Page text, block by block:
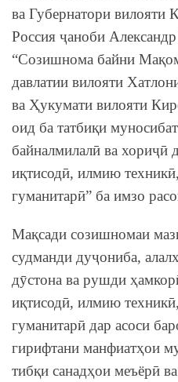
ва Губернатори вилояти
Россия ҷаноби
“Созишнома байни
давлатии вилояти
ва Ҳукумати вилояти
оид ба татбиқи
байналмилалӣ ва хориҷӣ
иқтисодӣ, илмию
гуманитарӣ” ба имзо
Мақсади созишномаи
судманди дуҷониба,
дӯстона ва рушди
иқтисодӣ, илмию
гуманитарӣ дар асоси
гирифтани манфиатҳои
тибқи санадҳои меъёрӣ